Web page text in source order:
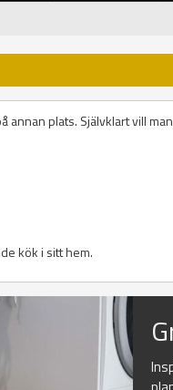
plats. Självklart vill
kök i sitt hem.